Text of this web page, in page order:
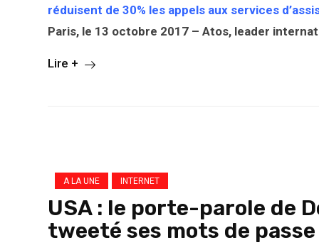
réduisent de 30% les appels aux services
Paris, le 13 octobre 2017 – Atos, leader
Lire +
A LA UNE INTERNET
USA : le porte-parole de
tweeté ses mots de passe